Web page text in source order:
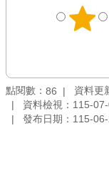
點閱數： 86
資料更
資料檢視：115-
發布日期：115-